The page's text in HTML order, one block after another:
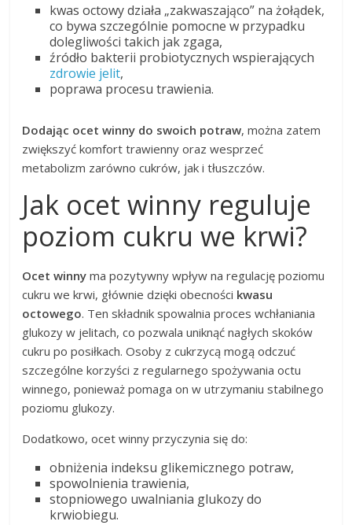
kwas octowy działa „zakwaszająco” na żołądek,
co bywa szczególnie pomocne w przypadku
dolegliwości takich jak zgaga,
źródło bakterii probiotycznych wspierających
zdrowie jelit,
poprawa procesu trawienia.
Dodając ocet winny do swoich potraw, można zatem
zwiększyć komfort trawienny oraz wesprzeć
metabolizm zarówno cukrów, jak i tłuszczów.
Jak ocet winny reguluje
poziom cukru we krwi?
Ocet winny ma pozytywny wpływ na regulację poziomu
cukru we krwi, głównie dzięki obecności kwasu
octowego. Ten składnik spowalnia proces wchłaniania
glukozy w jelitach, co pozwala uniknąć nagłych skoków
cukru po posiłkach. Osoby z cukrzycą mogą odczuć
szczególne korzyści z regularnego spożywania octu
winnego, ponieważ pomaga on w utrzymaniu stabilnego
poziomu glukozy.
Dodatkowo, ocet winny przyczynia się do:
obniżenia indeksu glikemicznego potraw,
spowolnienia trawienia,
stopniowego uwalniania glukozy do
krwiobiegu.